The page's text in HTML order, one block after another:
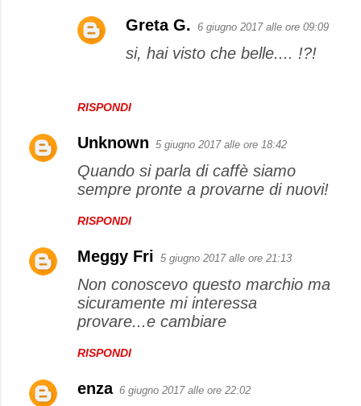
RISPONDI
Greta G. 6 giugno 2017 alle ore 09:09
si, hai visto che belle.... !?!
Unknown 5 giugno 2017 alle ore 18:42
Quando si parla di caffè siamo
sempre pronte a provarne di nuovi!
RISPONDI
Meggy Fri 5 giugno 2017 alle ore 21:13
Non conoscevo questo marchio ma
sicuramente mi interessa
provare...e cambiare
RISPONDI
enza 6 giugno 2017 alle ore 22:02